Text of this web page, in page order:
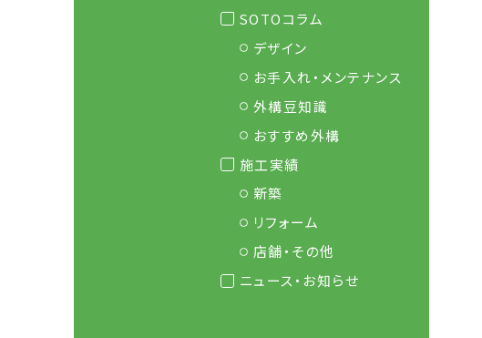
SOTOコラム
デザイン
お手入れ・メンテナンス
外構豆知識
おすすめ外構
施工実績
新築
リフォーム
店舗・その他
ニュース・お知らせ